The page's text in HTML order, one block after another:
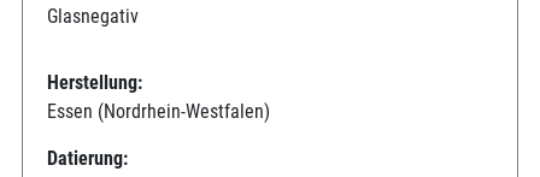
Glasnegativ
Herstellung:
Essen (Nordrhein-Westfalen)
Datierung: